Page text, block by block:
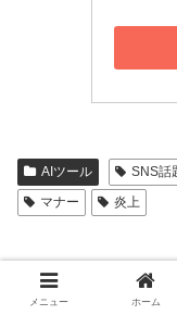
AIツール SNS話
マナー
炎上
メニュー ホーム